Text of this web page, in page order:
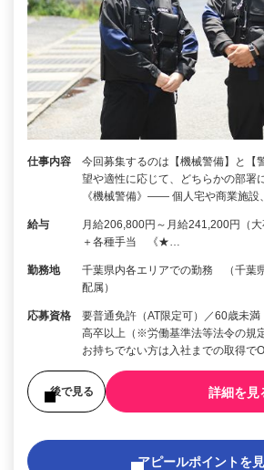
仕事内容
今回募集するのは【機械警備】と【
望や適性に応じて、どちらかの部
《機械警備》―― 個人宅や商業施設
給与
月給206,800円～月給241,200円（大
＋各種手当 《★…
勤務地
千葉県内各エリアでの勤務 （千葉
配属）
応募資格
要普通免許（AT限定可）／60歳未
高卒以上（※労働基準法等法令の規
お持ちでない方は入社までの取得で
後で見る 詳細を見
アピールポイントを